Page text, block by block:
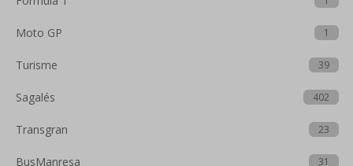
Moto GP 1
Turisme 39
Sagalés 402
Transgran 23
BusManresa 31